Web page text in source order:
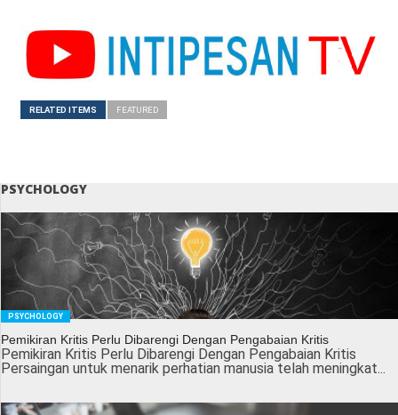
RELATED ITEMS FEATURED
PSYCHOLOGY
PSYCHOLOGY
Pemikiran Kritis Perlu Dibarengi Dengan Pengabaian Kritis
Pemikiran Kritis Perlu Dibarengi Dengan Pengabaian Kritis
Persaingan untuk menarik perhatian manusia telah meningkat...